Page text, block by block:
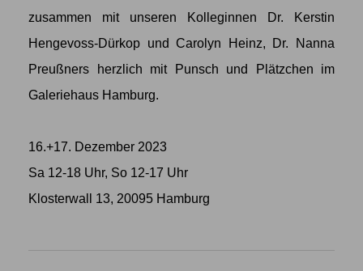
zusammen mit unseren Kolleginnen Dr. Kerstin
Hengevoss-Dürkop und Carolyn Heinz, Dr. Nanna
Preußners herzlich mit Punsch und Plätzchen im
Galeriehaus Hamburg.
16.+17. Dezember 2023
Sa 12-18 Uhr, So 12-17 Uhr
Klosterwall 13, 20095 Hamburg